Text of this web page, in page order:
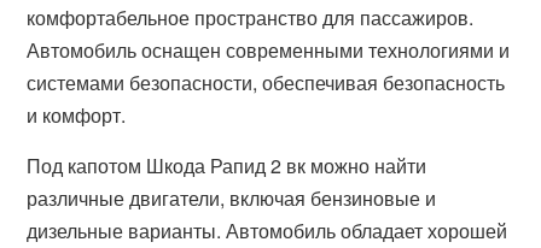
комфортабельное пространство для пассажиров.
Автомобиль оснащен современными технологиями и
системами безопасности, обеспечивая безопасность
и комфорт.
Под капотом Шкода Рапид 2 вк можно найти
различные двигатели, включая бензиновые и
дизельные варианты. Автомобиль обладает хорошей